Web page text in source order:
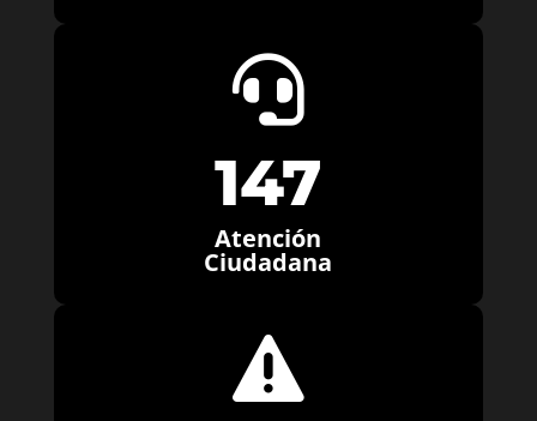

147
Atención
Ciudadana
